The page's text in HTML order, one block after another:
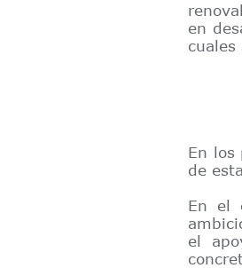
en
cuales
En los
de
En el
el